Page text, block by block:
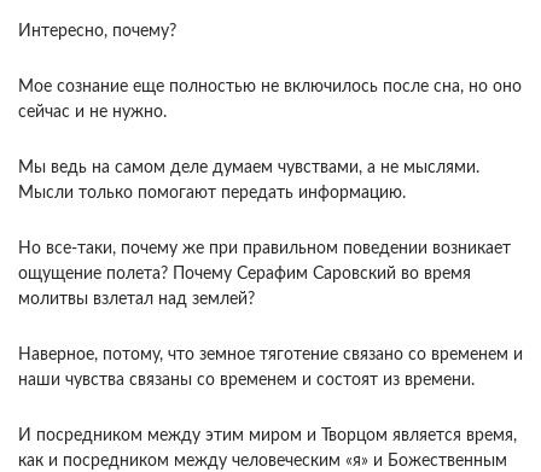
Интересно, почему?
Мое сознание еще полно­стью не включилось после сна, но оно
сейчас и не нужно.
Мы ведь на самом деле думаем чувствами, а не мыслями.
Мысли только помогают передать информацию.
Но все-таки, почему же при пра­вильном поведении возникает
ощущение полета? Почему Серафим Саровский во время
молитвы взлетал над землей?
Наверное, потому, что земное тяготение связано со временем и
наши чувства связаны со временем и состоят из времени.
И по­средником между этим миром и Творцом является время,
как и посредником между человеческим «я» и Божественным